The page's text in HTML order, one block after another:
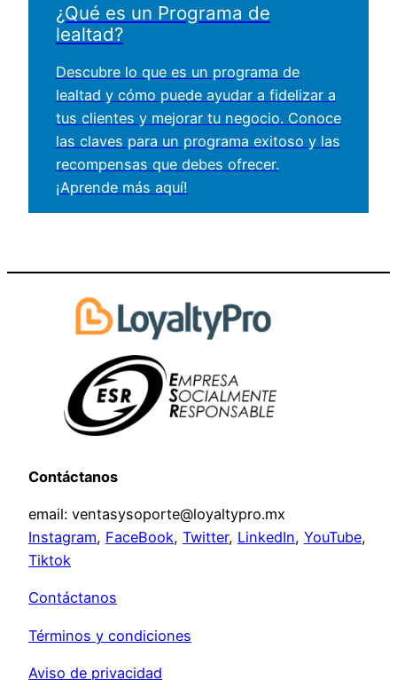
¿Qué es un Programa de
lealtad?
Descubre lo que es un programa de
lealtad y cómo puede ayudar a fidelizar a
tus clientes y mejorar tu negocio. Conoce
las claves para un programa exitoso y las
recompensas que debes ofrecer.
¡Aprende más aquí!
Contáctanos
email: ventasysoporte@loyaltypro.mx
Instagram, FaceBook, Twitter, LinkedIn, YouTube,
Tiktok
Contáctanos
Términos y condiciones
Aviso de privacidad